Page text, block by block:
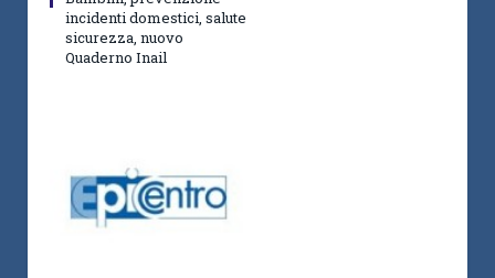
incidenti domestici, salute
sicurezza, nuovo
Quaderno Inail